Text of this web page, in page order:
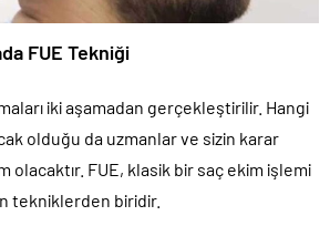
FUE Tekniği
iki aşamadan gerçekleştirilir. Hangi
olduğu da uzmanlar ve sizin karar
olacaktır. FUE, klasik bir saç ekim işlemi
tekniklerden biridir.